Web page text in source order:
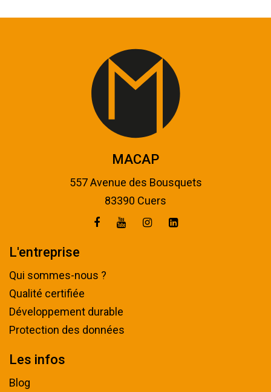
MACAP
557 Avenue des Bousquets
83390 Cuers
L'entreprise
Qui sommes-nous ?
Qualité certifiée
Développement durable
Protection des données
Les infos
Blog